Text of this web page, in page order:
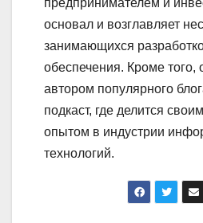
основал и возглавляет
занимающихся
обеспечения. Кроме того,
автором популярного
подкаст, где делится
опытом в индустрии
технологий.